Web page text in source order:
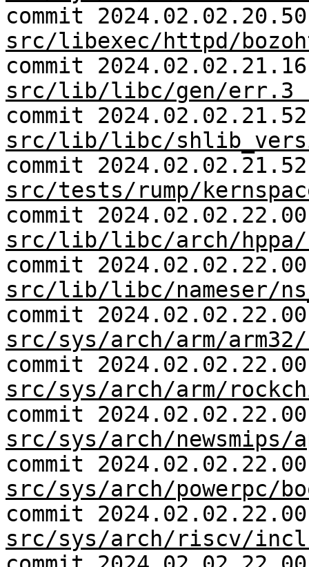
commit
src/libexec/httpd/
commit
src/lib/libc/gen/err.3
commit
src/lib/libc/
commit
src/tests/rump/
commit
src/lib/libc/arch/hppa/
commit
src/lib/libc/nameser/
commit
src/sys/arch/arm/
commit
src/sys/arch/arm/
commit
src/sys/arch/
commit
src/sys/arch/powerpc/
commit
src/sys/arch/riscv/